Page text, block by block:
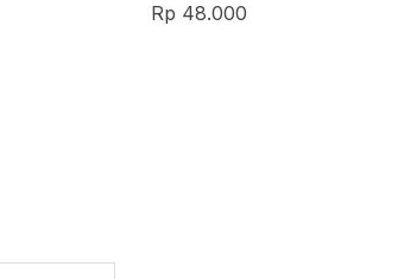
Rp 48.000